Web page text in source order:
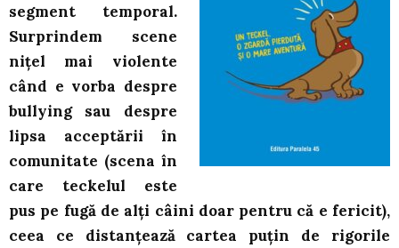
segment temporal.
Surprindem scene
nițel mai violente
când e vorba despre
bullying sau despre
lipsa acceptării în
comunitate (scena în
care teckelul este
pus pe fugă de alți câini doar pentru că e fericit),
ceea ce distanțează cartea puțin de rigorile